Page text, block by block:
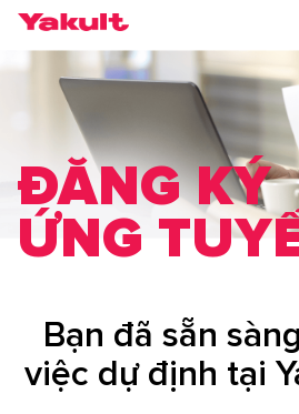
ĐĂNG KÝ
ỨNG
Bạn đã sẵn
việc dự định tại